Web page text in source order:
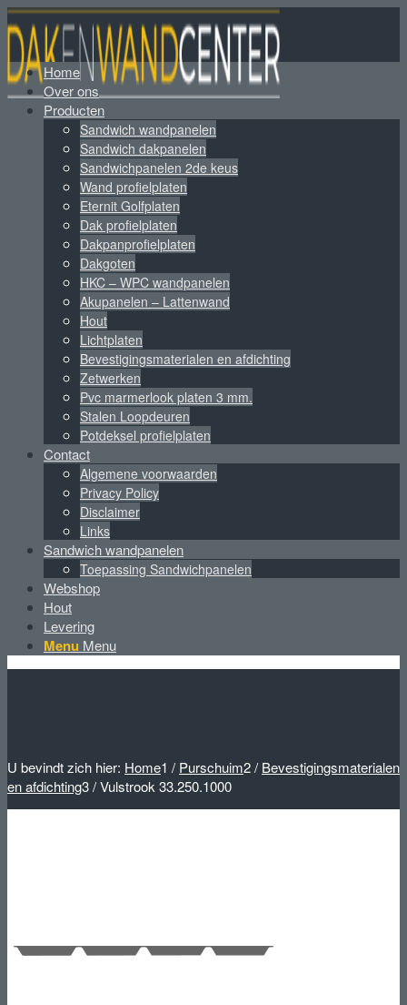
Home
Over ons
Producten
Sandwich wandpanelen
Sandwich dakpanelen
Sandwichpanelen 2de keus
Wand profielplaten
Eternit Golfplaten
Dak profielplaten
Dakpanprofielplaten
Dakgoten
HKC – WPC wandpanelen
Akupanelen – Lattenwand
Hout
Lichtplaten
Bevestigingsmaterialen en afdichting
Zetwerken
Pvc marmerlook platen 3 mm.
Stalen Loopdeuren
Potdeksel profielplaten
Contact
Algemene voorwaarden
Privacy Policy
Disclaimer
Links
Sandwich wandpanelen
Toepassing Sandwichpanelen
Webshop
Hout
Levering
Menu Menu
U bevindt zich hier: Home1 / Purschuim2/ Bevestigingsmaterialen
en afdichting3/Vulstrook 33.250.1000